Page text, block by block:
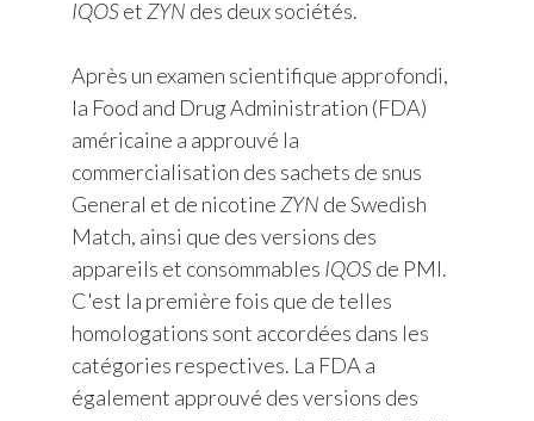
IQOSet ZYN des deux sociétés.
Après un examen scientifique approfondi,
la Food and Drug Administration (FDA)
américaine a approuvé la
commercialisation des sachets de snus
General et de nicotine ZYN de Swedish
Match, ainsi que des versions des
appareils et consommables IQOSde PMI.
C'est la première fois que de telles
homologations sont accordées dans les
catégories respectives. La FDA a
également approuvé des versions des